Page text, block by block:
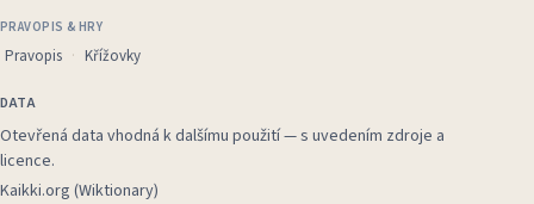
PRAVOPIS & HRY
Pravopis Křížovky
DATA
Otevřená data vhodná k dalšímu použití — s uvedením zdroje a
licence.
Kaikki.org (Wiktionary)